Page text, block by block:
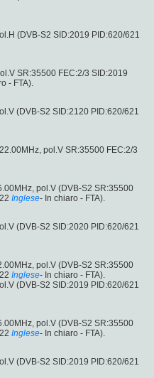
(DVB-S2 SID:2019 PID:620/621
SR:35500 FEC:2/3 SID:2019
- FTA).
(DVB-S2 SID:2120 PID:620/621
pol.V SR:35500 FEC:2/3
pol.V (DVB-S2 SR:35500
Inglese- In chiaro - FTA).
(DVB-S2 SID:2020 PID:620/621
pol.V (DVB-S2 SR:35500
Inglese- In chiaro - FTA).
(DVB-S2 SID:2019 PID:620/621
pol.V (DVB-S2 SR:35500
Inglese- In chiaro - FTA).
(DVB-S2 SID:2019 PID:620/621